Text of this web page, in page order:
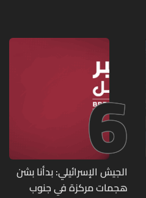
6
الجيش الإسرائيلي: بدأنا بشن
هجمات مركزة في جنوب